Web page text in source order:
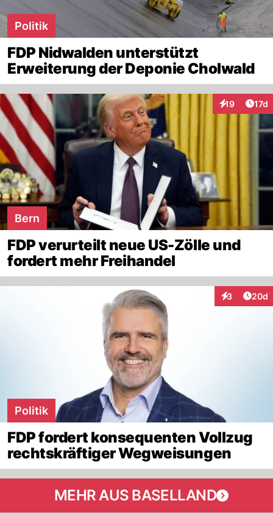
Politik
FDP Nidwalden unterstützt
Erweiterung der Deponie Cholwald
19
Interaktionen
17d
Bern
FDP verurteilt neue US-Zölle und
fordert mehr Freihandel
3
Interaktionen
20d
Politik
FDP fordert konsequenten Vollzug
rechtskräftiger Wegweisungen
MEHR AUS BASELLAND